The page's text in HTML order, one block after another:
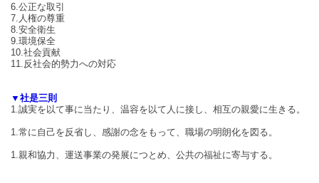
6.公正な取引
7.人権の尊重
8.安全衛生
9.環境保全
10.社会貢献
11.反社会的勢力への対応
▼社是三則
1.誠実を以て事に当たり、温容を以て人に接し、相互の親愛に生きる。
1.常に自己を反省し、感謝の念をもって、職場の明朗化を図る。
1.親和協力、運送事業の発展につとめ、公共の福祉に寄与する。